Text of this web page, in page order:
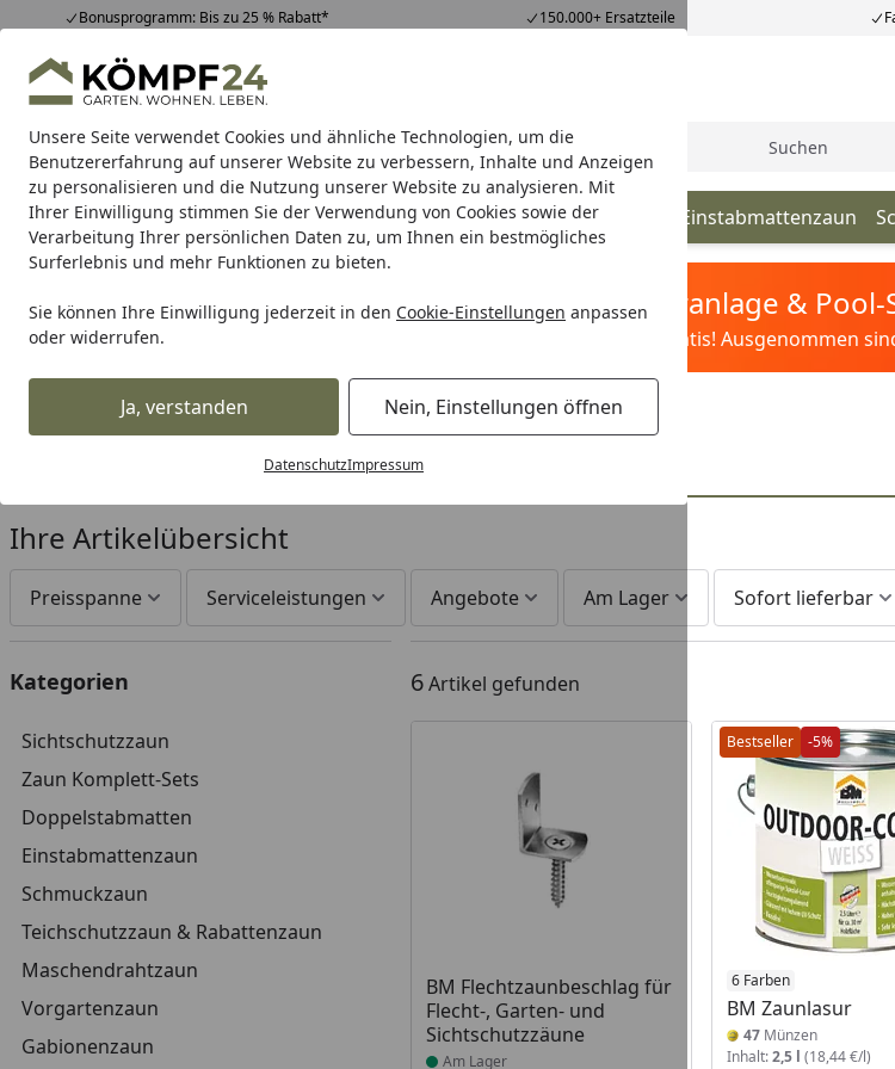
Unsere Seite verwendet Cookies und ähnliche Technologien, um die
Benutzererfahrung auf unserer Website zu verbessern, Inhalte und Anzeigen
zu personalisieren und die Nutzung unserer Website zu analysieren. Mit
Ihrer Einwilligung stimmen Sie der Verwendung von Cookies sowie der
Verarbeitung Ihrer persönlichen Daten zu, um Ihnen ein bestmögliches
Surferlebnis und mehr Funktionen zu bieten.
Sie können Ihre Einwilligung jederzeit in den Cookie-Einstellungen anpassen
oder widerrufen.
Ja, verstanden Nein, Einstellungen öffnen
DatenschutzImpressum
Bonusprogramm: Bis zu 25 % Rabatt* 150.000+ Ersatzteile
Hotline07051 / 9 22 22
Mo-Fr. 8-16 Uhr 25.974 Bewertungen
Alle Produkte
Alle ProdukteHighlights Tipps & Tricks Suche
Zaun Sichtschutzzaun Zaun Komplett-Sets Doppelstabmatten Einstabmattenzaun
Karibu Pools inkl. gratis Sandfilteranlage &
Dein Traumpool im Sorglos-Paket: Filter&Pflege gratis! Ausgenommen
Startseite
Sichtschutzzaun Holz Sichtschutz TYP 221-224 Zubehör
Zubehör für BM Serie TYP 221 - 224
Ihre Artikelübersicht
Preisspanne Serviceleistungen Angebote Am Lager Sofort lieferbar
Kategorien
Sichtschutzzaun
Zaun Komplett-Sets
Doppelstabmatten
Einstabmattenzaun
Schmuckzaun
Teichschutzzaun & Rabattenzaun
Maschendrahtzaun
Vorgartenzaun
Gabionenzaun
6Artikel gefunden
BM Flechtzaunbeschlag für
Flecht-, Garten- und
Sichtschutzzäune
Produkt am Lager
Am Lager
Bestseller -5%
6 Farben
BM Zaunlasur
47 Münzen
Inhalt:2,5 l (18,44 €/l)